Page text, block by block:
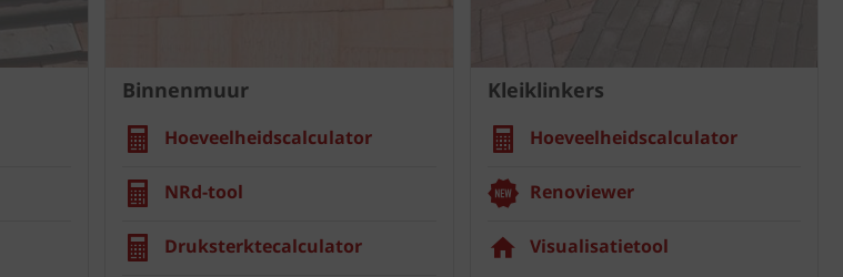
Binnenmuur
Hoeveelheidscalculator
NRd-tool
Druksterktecalculator
Kleiklinkers
Hoeveelheidscalculator
Renoviewer
Visualisatietool